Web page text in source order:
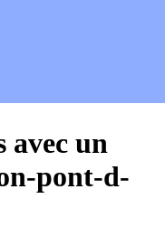
avec un
pont-d-